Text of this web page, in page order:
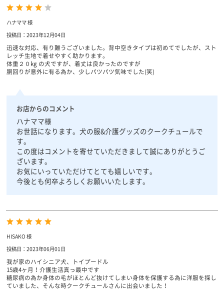
ハナママ 様
投稿日：2023年12月04日
迅速な対応、有り難うございました。背中空きタイプは初めてでしたが、スト
レッチ生地で着せやすく助かります。
体重２０kg の犬ですが、着丈は良かったのですが
胴回りが意外に有る為か、少しパツパツ気味でした(笑)
お店からのコメント
ハナママ様
お世話になります。犬の服&介護グッズのクークチュールで
す。
この度はコメントを寄せていただきまして誠にありがとうご
ざいます。
お気にいっていただけてとても嬉しいです。
今後とも何卒よろしくお願いいたします。
HISAKO 様
投稿日：2023年06月01日
我が家のハイシニア犬、トイプードル
15歳4ヶ月！介護生活真っ最中です
糖尿病の為か身体の毛がほとんど抜けてしまい身体を保護する為に洋服を探し
ていました、そんな時クークチュールさんに出会いました！